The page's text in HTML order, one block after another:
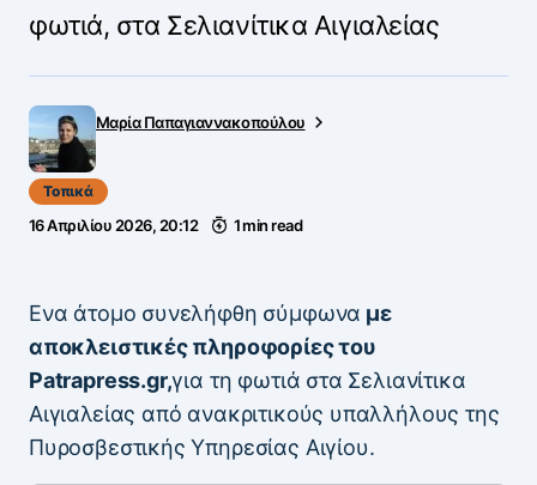
φωτιά, στα Σελιανίτικα Αιγιαλείας
Μαρία Παπαγιαννακοπούλου
Τοπικά
16 Απριλίου 2026, 20:12 1 min read
Ενα άτομο συνελήφθη σύμφωνα με
αποκλειστικές πληροφορίες του
Patrapress.gr,για τη φωτιά στα Σελιανίτικα
Αιγιαλείας από ανακριτικούς υπαλλήλους της
Πυροσβεστικής Υπηρεσίας Αιγίου.